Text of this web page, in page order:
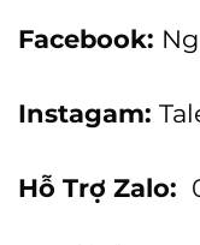
Facebook:
Instagam:
Hỗ Trợ Zalo: